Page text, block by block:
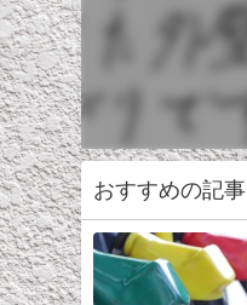
おすすめの記事